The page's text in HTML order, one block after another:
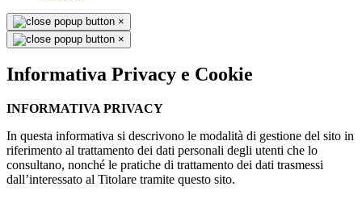
×
×
Informativa Privacy e Cookie
INFORMATIVA PRIVACY
In questa informativa si descrivono le modalità di gestione del sito in
riferimento al trattamento dei dati personali degli utenti che lo
consultano, nonché le pratiche di trattamento dei dati trasmessi
dall’interessato al Titolare tramite questo sito.